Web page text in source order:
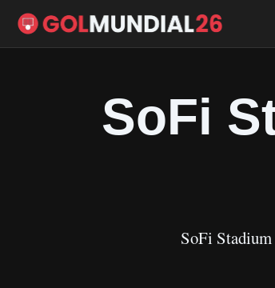
SoFi
SoFi